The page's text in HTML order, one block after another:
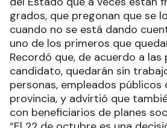
grados, que pregonan que se
cuando no se está dando
uno de los primeros que
Recordó que, de acuerdo a
candidato, quedarán sin
personas, empleados públicos
provincia, y advirtió que
con beneficiarios de planes